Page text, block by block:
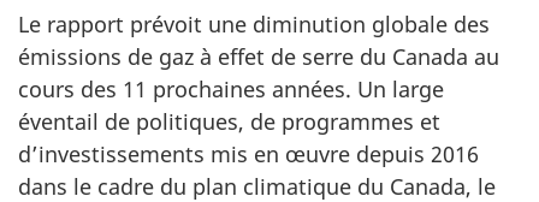
Le rapport prévoit une diminution globale des
émissions de gaz à effet de serre du Canada au
cours des 11 prochaines années. Un large
éventail de politiques, de programmes et
d’investissements mis en œuvre depuis 2016
dans le cadre du plan climatique du Canada, le